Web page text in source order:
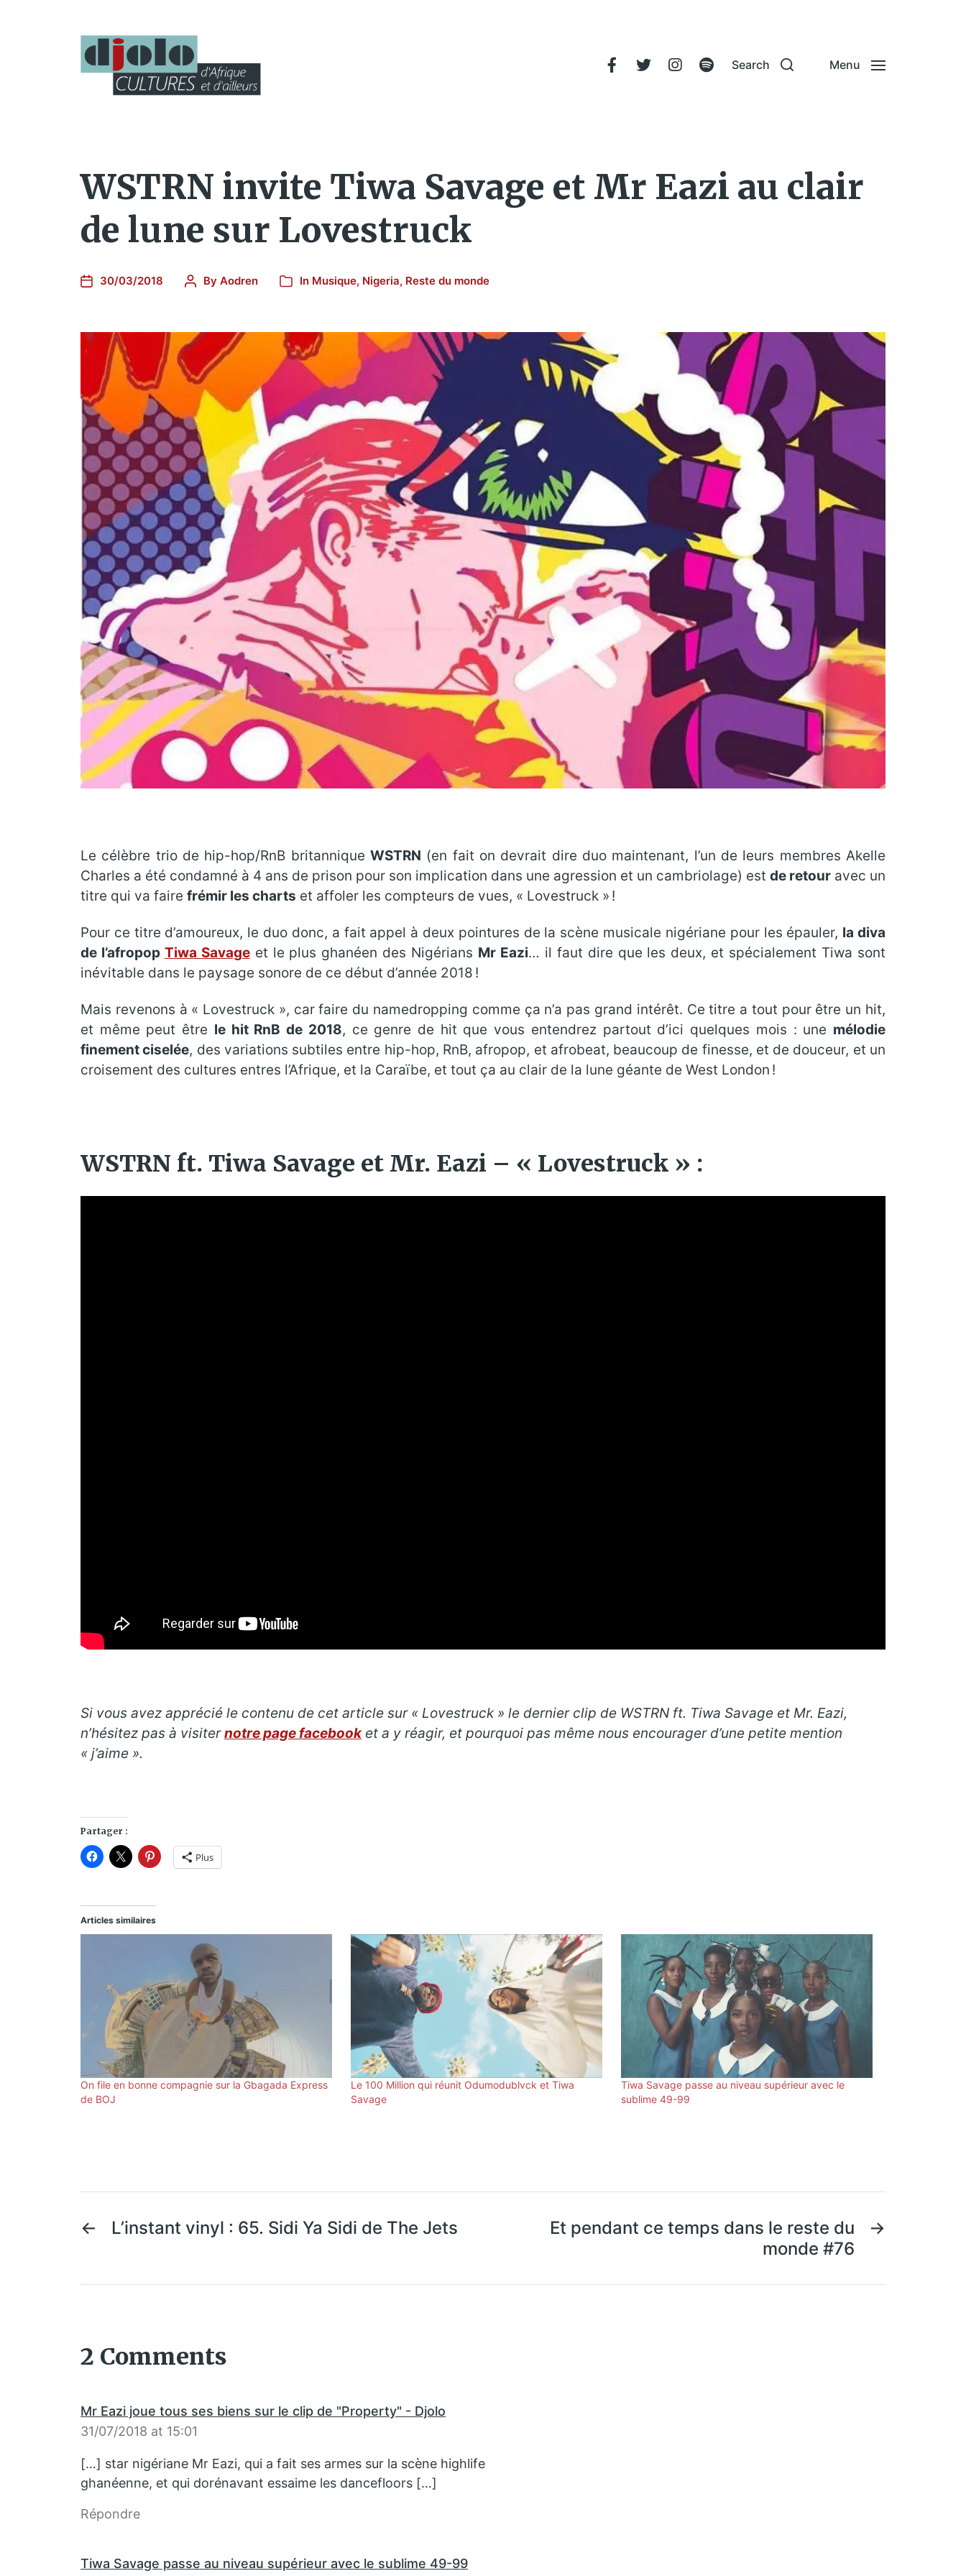
Search Menu
WSTRN invite Tiwa Savage et Mr Eazi au clair
de lune sur Lovestruck
30/03/2018 By Aodren In Musique, Nigeria, Reste du monde
Le célèbre trio de hip-hop/RnB britannique WSTRN (en fait on devrait dire duo maintenant, l’un de leurs membres Akelle
Charles a été condamné à 4 ans de prison pour son implication dans une agression et un cambriolage) est de retour avec un
titre qui va faire frémir les charts et affoler les compteurs de vues, « Lovestruck » !
Pour ce titre d’amoureux, le duo donc, a fait appel à deux pointures de la scène musicale nigériane pour les épauler, la diva
de l’afropop Tiwa Savageet le plus ghanéen des Nigérians Mr Eazi… il faut dire que les deux, et spécialement Tiwa sont
inévitable dans le paysage sonore de ce début d’année 2018 !
Mais revenons à « Lovestruck », car faire du namedropping comme ça n’a pas grand intérêt. Ce titre a tout pour être un hit,
et même peut être le hit RnB de 2018, ce genre de hit que vous entendrez partout d’ici quelques mois : une mélodie
finement ciselée, des variations subtiles entre hip-hop, RnB, afropop, et afrobeat, beaucoup de finesse, et de douceur, et un
croisement des cultures entres l’Afrique, et la Caraïbe, et tout ça au clair de la lune géante de West London !
WSTRN ft. Tiwa Savage et Mr. Eazi – « Lovestruck » :
Si vous avez apprécié le contenu de cet article sur « Lovestruck » le dernier clip de WSTRN ft. Tiwa Savage et Mr. Eazi,
n’hésitez pas à visiternotre page facebooket a y réagir, et pourquoi pas même nous encourager d’une petite mention
« j’aime ».
Partager :
Plus
Articles similaires
On file en bonne compagnie sur la Gbagada Express
de BOJ
Le 100 Million qui réunit Odumodublvck et Tiwa
Savage
Tiwa Savage passe au niveau supérieur avec le
sublime 49-99
← L’instant vinyl : 65. Sidi Ya Sidi de The Jets →
Et pendant ce temps dans le reste du
monde #76
2 Comments
Mr Eazi joue tous ses biens sur le clip de "Property" - Djolo
31/07/2018 at 15:01
[…] star nigériane Mr Eazi, qui a fait ses armes sur la scène highlife
ghanéenne, et qui dorénavant essaime les dancefloors […]
Répondre
Tiwa Savage passe au niveau supérieur avec le sublime 49-99